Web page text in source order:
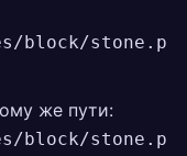
block/stone.p
же пути:
block/stone.p